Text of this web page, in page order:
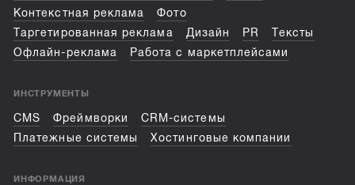
Контекстная реклама
Фото
Таргетированная реклама
Дизайн PR
Тексты
Офлайн-реклама
Работа с маркетплейсами
ИНСТРУМЕНТЫ
CMS Фреймворки
CRM-системы
Платежные системы
Хостинговые компании
ИНФОРМАЦИЯ